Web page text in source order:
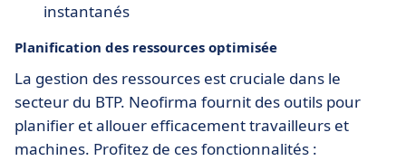
instantanés
Planification des ressources optimisée
La gestion des ressources est cruciale dans le
secteur du BTP. Neofirma fournit des outils pour
planifier et allouer efficacement travailleurs et
machines. Profitez de ces fonctionnalités :